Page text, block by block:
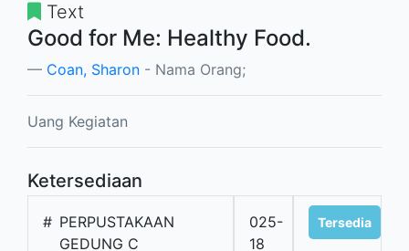
Text
Good for Me: Healthy Food.
Coan, Sharon - Nama Orang;
Uang Kegiatan
Ketersediaan
# PERPUSTAKAAN
GEDUNG C
025-
18
Tersedia